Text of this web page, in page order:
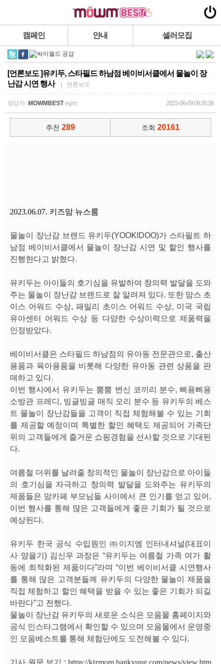
캠페인 안내 셀러모집
[언론보도 ]유키두, 스타필드 하남점 베이비서클에서 물놀이 장
난감 시연 행사
| 언론보도
작성자 MOWMBESTegm 2023-06-09 09:26:38
추천 289 조회 20161
2023.06.07. 키즈맘 뉴스룸
물놀이 장난감 브랜드 유키두(YOOKIDOO)가 스타필트 하
남점 베이비서클에서 물놀이 장난감 시연 및 할인 행사를
진행한다고 밝혔다.
유키두는 아이들의 호기심을 유발하여 창의력 발달을 도와
주는 물놀이 장난감 브랜드로 잘 알려져 있다. 또한 맘스 초
이스 어워드 수상, 패밀리 초이스 어워드 수상, 미국 국립
유아센터 어워드 수상 등 다양한 수상이력으로 제품력을
인정받았다.
베이비서클은 스타필드 하남점의 유아동 전문관으로, 출산
용품과 육아용품을 비롯해 다양한 유아동 관련 상품을 판
매하고 있다.
이번 행사에서 유키두는 뿜뿜 변신 코끼리 분수, 삐용삐용
소방관 프레디, 빙글빙글 매직 오리 분수 등 유키두의 베스
트 물놀이 장난감들을 고객이 직접 체험해볼 수 있는 기회
를 제공할 예정이며 특별한 할인 혜택도 제공되어 가족단
위의 고객들에게 즐거운 쇼핑경험을 선사할 것으로 기대된
다.
여름철 더위를 날려줄 창의적인 물놀이 장난감으로 아이들
의 호기심을 자극하고 창의력 발달을 도와주는 유키두의
제품들은 맘카페 부모님들 사이에서 큰 인기를 얻고 있어,
이번 행사를 통해 많은 고객들에게 좋은 기회가 될 것으로
예상된다.
유키두 한국 공식 수입원인 ㈜이지엠 인터내셔널(대표이
사 양을기) 김신우 과장은 “유키두는 여름철 가족 여가 활
동에 최적화된 제품이다”라며 “이번 베이비서클 시연행사
를 통해 많은 고객분들께 유키두의 다양한 물놀이 제품을
직접 체험하고 할인 혜택을 받을 수 있는 좋은 기회가 되길
바란다”고 전했다.
물놀이 장난감 유키두의 새로운 소식은 모움몰 홈페이지와
공식 인스타그램에서 확인할 수 있으며 모움몰에서 운영중
인 모움베스트를 통해 체험단에도 도전해볼 수 있다.
기사 원문 보기 : https://kizmom.hankyung.com/news/view.htm